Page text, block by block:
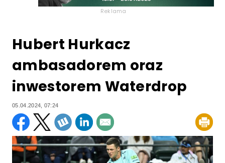
Reklama
Hubert Hurkacz
ambasadorem oraz
inwestorem Waterdrop
05.04.2024, 07:24